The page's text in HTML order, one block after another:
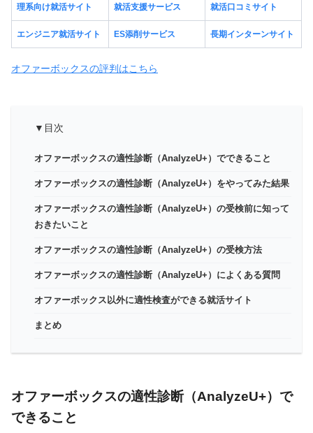
理系向け就活サイト 就活支援サービス 就活口コミサイト
エンジニア就活サイト ES添削サービス 長期インターンサイト
オファーボックスの評判はこちら
▼目次
オファーボックスの適性診断（AnalyzeU+）でできること
オファーボックスの適性診断（AnalyzeU+）をやってみた結果
オファーボックスの適性診断（AnalyzeU+）の受検前に知って
おきたいこと
オファーボックスの適性診断（AnalyzeU+）の受検方法
オファーボックスの適性診断（AnalyzeU+）によくある質問
オファーボックス以外に適性検査ができる就活サイト
まとめ
オファーボックスの適性診断（AnalyzeU+）で
できること